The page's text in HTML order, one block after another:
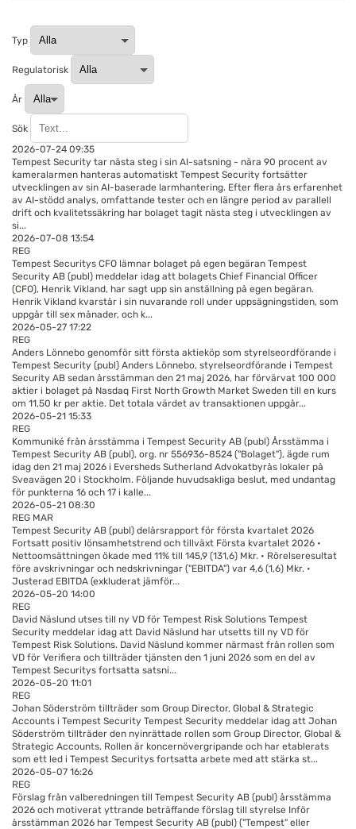
Typ
Regulatorisk
År
Sök
2026-07-24 09:35
Tempest Security tar nästa steg i sin AI-satsning - nära 90 procent av
kameralarmen hanteras automatiskt Tempest Security fortsätter
utvecklingen av sin AI-baserade larmhantering. Efter flera års erfarenhet
av AI-stödd analys, omfattande tester och en längre period av parallell
drift och kvalitetssäkring har bolaget tagit nästa steg i utvecklingen av
si...
2026-07-08 13:54
REG
Tempest Securitys CFO lämnar bolaget på egen begäran Tempest
Security AB (publ) meddelar idag att bolagets Chief Financial Officer
(CFO), Henrik Vikland, har sagt upp sin anställning på egen begäran.
Henrik Vikland kvarstår i sin nuvarande roll under uppsägningstiden, som
uppgår till sex månader, och k...
2026-05-27 17:22
REG
Anders Lönnebo genomför sitt första aktieköp som styrelseordförande i
Tempest Security (publ) Anders Lönnebo, styrelseordförande i Tempest
Security AB sedan årsstämman den 21 maj 2026, har förvärvat 100 000
aktier i bolaget på Nasdaq First North Growth Market Sweden till en kurs
om 11,50 kr per aktie. Det totala värdet av transaktionen uppgår...
2026-05-21 15:33
REG
Kommuniké från årsstämma i Tempest Security AB (publ) Årsstämma i
Tempest Security AB (publ), org. nr 556936-8524 ("Bolaget"), ägde rum
idag den 21 maj 2026 i Eversheds Sutherland Advokatbyrås lokaler på
Sveavägen 20 i Stockholm. Följande huvudsakliga beslut, med undantag
för punkterna 16 och 17 i kalle...
2026-05-21 08:30
REG MAR
Tempest Security AB (publ) delårsrapport för första kvartalet 2026
Fortsatt positiv lönsamhetstrend och tillväxt Första kvartalet 2026 •
Nettoomsättningen ökade med 11% till 145,9 (131,6) Mkr. • Rörelseresultat
före avskrivningar och nedskrivningar ("EBITDA") var 4,6 (1,6) Mkr. •
Justerad EBITDA (exkluderat jämför...
2026-05-20 14:00
REG
David Näslund utses till ny VD för Tempest Risk Solutions Tempest
Security meddelar idag att David Näslund har utsetts till ny VD för
Tempest Risk Solutions. David Näslund kommer närmast från rollen som
VD för Verifiera och tillträder tjänsten den 1 juni 2026 som en del av
Tempest Securitys fortsatta satsni...
2026-05-20 11:01
REG
Johan Söderström tillträder som Group Director, Global & Strategic
Accounts i Tempest Security Tempest Security meddelar idag att Johan
Söderström tillträder den nyinrättade rollen som Group Director, Global &
Strategic Accounts. Rollen är koncernövergripande och har etablerats
som ett led i Tempest Securitys fortsatta arbete med att stärka st...
2026-05-07 16:26
REG
Förslag från valberedningen till Tempest Security AB (publ) årsstämma
2026 och motiverat yttrande beträffande förslag till styrelse Inför
årsstämman 2026 har Tempest Security AB (publ) ("Tempest" eller